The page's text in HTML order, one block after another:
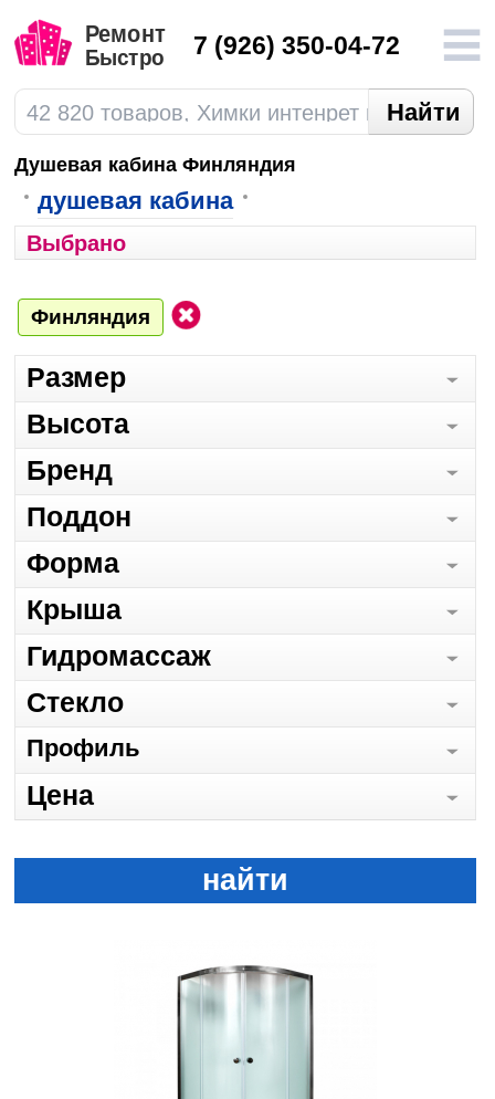
7 (926) 350-04-72
Душевая кабина Финляндия
душевая кабина
Выбрано
Финляндия
Размер
Высота
Бренд
Поддон
Форма
Крыша
Гидромассаж
Стекло
Профиль
Цена
найти